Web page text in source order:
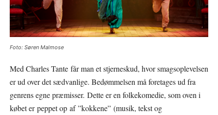
Foto: Søren Malmose
Med Charles Tante får man et stjerneskud, hvor smagsoplevelsen
er ud over det sædvanlige. Bedømmelsen må foretages ud fra
genrens egne præmisser. Dette er en folkekomedie, som oven i
købet er peppet op af ”kokkene” (musik, tekst og